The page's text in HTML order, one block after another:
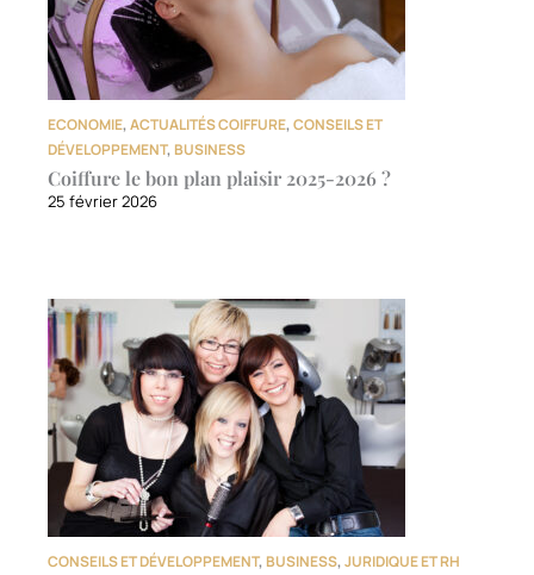
ECONOMIE,ACTUALITÉS COIFFURE,CONSEILS ET
DÉVELOPPEMENT, BUSINESS
Coiffure le bon plan plaisir 2025-2026 ?
25 février 2026
CONSEILS ET DÉVELOPPEMENT, BUSINESS,JURIDIQUE ET RH